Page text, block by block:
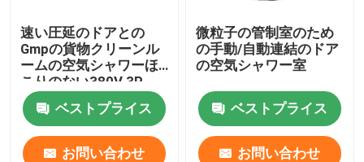
速い圧延のドアとの
Gmpの貨物クリーンル
ームの空気シャワーほ
こりのない380V 3P
60Hz
ベストプライス
お問い合わせ
微粒子の管制室のため
の手動/自動連結のドア
の空気シャワー室
ベストプライス
お問い合わせ